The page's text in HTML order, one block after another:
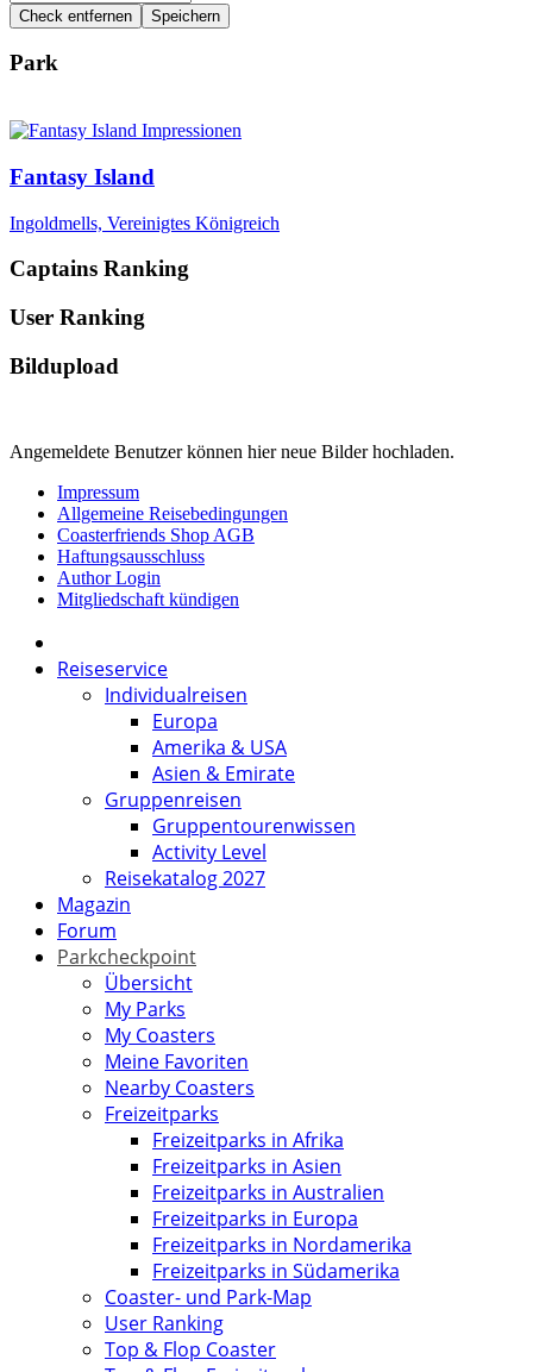
Check entfernen Speichern
Park
Fantasy Island
Ingoldmells, Vereinigtes Königreich
Captains Ranking
User Ranking
Bildupload
Angemeldete Benutzer können hier neue Bilder hochladen.
Impressum
Allgemeine Reisebedingungen
Coasterfriends Shop AGB
Haftungsausschluss
Author Login
Mitgliedschaft kündigen
Reiseservice
Individualreisen
Europa
Amerika & USA
Asien & Emirate
Gruppenreisen
Gruppentourenwissen
Activity Level
Reisekatalog 2027
Magazin
Forum
Parkcheckpoint
Übersicht
My Parks
My Coasters
Meine Favoriten
Nearby Coasters
Freizeitparks
Freizeitparks in Afrika
Freizeitparks in Asien
Freizeitparks in Australien
Freizeitparks in Europa
Freizeitparks in Nordamerika
Freizeitparks in Südamerika
Coaster- und Park-Map
User Ranking
Top & Flop Coaster